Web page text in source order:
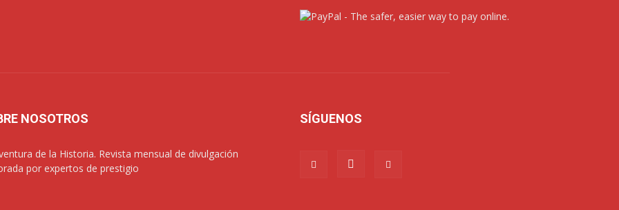
NOSOTROS
de la Historia. Revista mensual de divulgación
por expertos de prestigio
SÍGUENOS